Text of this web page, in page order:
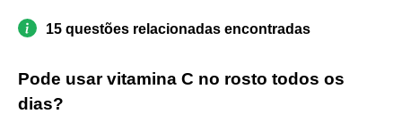
15 questões relacionadas encontradas
Pode usar vitamina C no rosto todos os
dias?